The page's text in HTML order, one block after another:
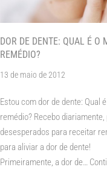
DOR DE DENTE: QUAL É O
REMÉDIO?
13 de maio de 2012
Estou com dor de dente: Qual
remédio? Recebo diariamente,
desesperados para receitar
para aliviar a dor de dente!
Primeiramente, a dor de…